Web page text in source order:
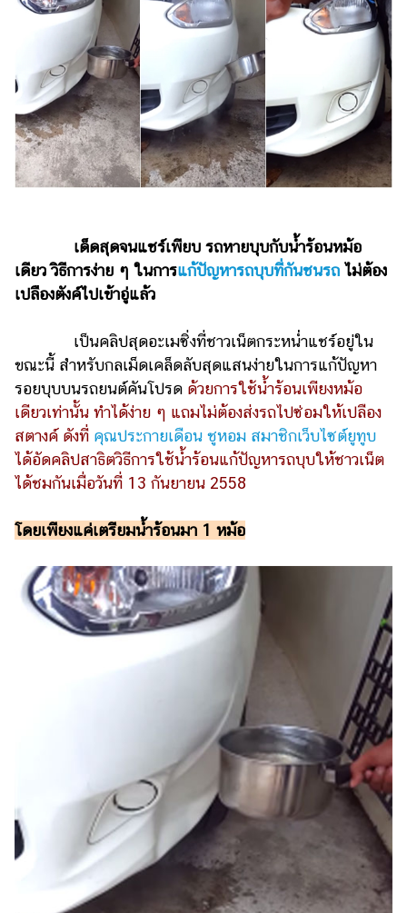
รูปภาพ
หนัง
Music
Station
ละคร
ไลฟ์
ไตล์
วง
ผู้
หญิง
ผู้ชาย
สุขภาพ
เที่ยว
สูตร
อาหาร
ง่ายๆ
เด็ดสุดจนแชร์เพียบ รถหายบุบกับน้ำร้อนหม้อ
เดียว วิธีการง่าย ๆ ในการแก้ปัญหารถบุบที่กันชนรถ ไม่ต้อง
เปลืองตังค์ไปเข้าอู่แล้ว
เป็นคลิปสุดอะเมซิ่งที่ชาวเน็ตกระหน่ำแชร์อยู่ใน
ขณะนี้ สำหรับกลเม็ดเคล็ดลับสุดแสนง่ายในการแก้ปัญหา
รอยบุบบนรถยนต์คันโปรด ด้วยการใช้น้ำร้อนเพียงหม้อ
เดียวเท่านั้น ทำได้ง่าย ๆ แถมไม่ต้องส่งรถไปซ่อมให้เปลือง
สตางค์ ดังที่ คุณประกายเดือน ชูหอม สมาชิกเว็บไซต์ยูทูบ
ได้อัดคลิปสาธิตวิธีการใช้น้ำร้อนแก้ปัญหารถบุบให้ชาวเน็ต
ได้ชมกันเมื่อวันที่ 13 กันยายน 2558
โดยเพียงแค่เตรียมน้ำร้อนมา 1 หม้อ